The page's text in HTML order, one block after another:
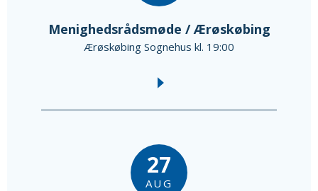
Menighedsrådsmøde / Ærøskøbing
Ærøskøbing Sognehus kl. 19:00
27
AUG